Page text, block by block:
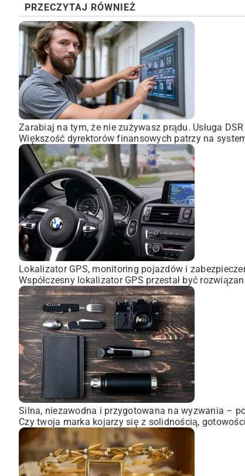
PRZECZYTAJ RÓWNIEŻ
Zarabiaj na tym, że nie zużywasz prądu. Usługa
Większość dyrektorów finansowych patrzy na
Lokalizator GPS, monitoring pojazdów i
Współczesny lokalizator GPS przestał być
Silna, niezawodna i przygotowana na wyzwania –
Czy twoja marka kojarzy się z solidnością,